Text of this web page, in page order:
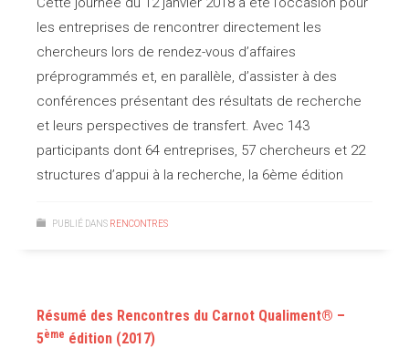
les entreprises de rencontrer directement les
chercheurs lors de rendez-vous d’affaires
préprogrammés et, en parallèle, d’assister à des
conférences présentant des résultats de recherche
et leurs perspectives de transfert. Avec 143
participants dont 64 entreprises, 57 chercheurs et 22
structures d’appui à la recherche, la 6ème édition
PUBLIÉ DANS RENCONTRES
Résumé des Rencontres du Carnot Qualiment® –
5ème édition (2017)